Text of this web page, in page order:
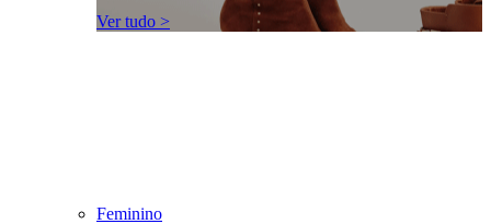
Ver tudo >
Feminino